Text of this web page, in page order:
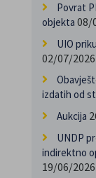
Povrat
objekta 08/
UIO
02/07/2026
izdatih od
Aukcija
UNDP
indirektno
19/06/2026